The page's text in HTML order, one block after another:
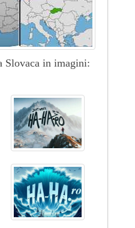
Slovaca in imagini: